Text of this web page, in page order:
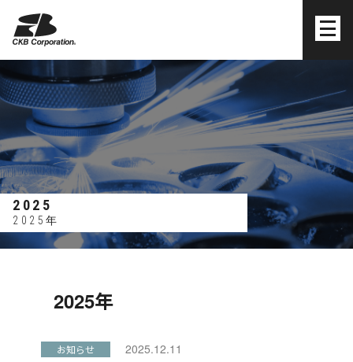
2025
2025年
2025年
お知らせ 2025.12.11